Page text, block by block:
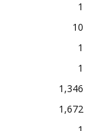
1
10
1
1
1,346
1,672